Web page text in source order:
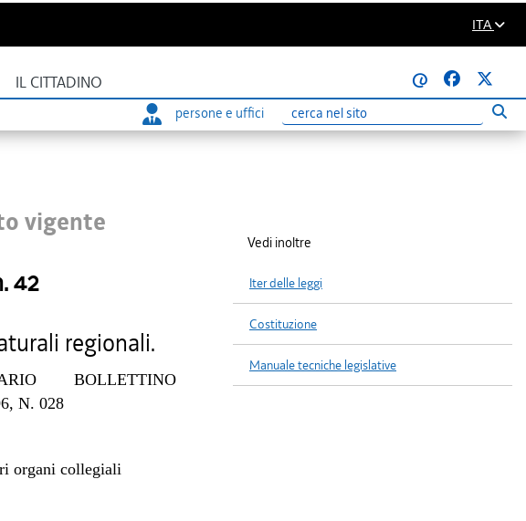
ITA
IL CITTADINO
@
persone e uffici
Ricerca
vigente
42
regionali.
BOLLETTINO
N. 028
organi collegiali
Vedi inoltre
Iter delle leggi
Costituzione
Manuale tecniche legislative